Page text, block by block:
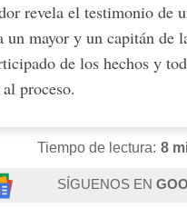
revela el testimonio de
un mayor y un capitán de
de los hechos y
proceso.
Tiempo de lectura: 8
SÍGUENOS EN